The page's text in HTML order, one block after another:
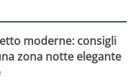
moderne: consigli
zona notte elegante